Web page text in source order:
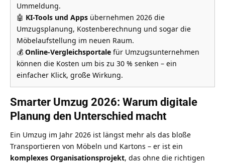
Ummeldung.
🤖 KI-Tools und Apps übernehmen 2026 die
Umzugsplanung, Kostenberechnung und sogar die
Möbelaufstellung im neuen Raum.
💰 Online-Vergleichsportale für Umzugsunternehmen
können die Kosten um bis zu 30 % senken – ein
einfacher Klick, große Wirkung.
Smarter Umzug 2026: Warum digitale
Planung den Unterschied macht
Ein Umzug im Jahr 2026 ist längst mehr als das bloße
Transportieren von Möbeln und Kartons – er ist ein
komplexes Organisationsprojekt, das ohne die richtigen